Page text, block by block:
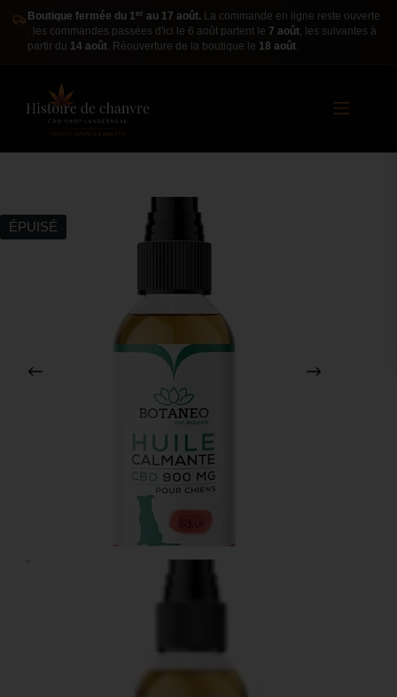
Boutique fermée du 1er au 17 août. La commande en ligne reste ouverte
: les commandes passées d'ici le 6 août partent le 7 août, les suivantes à
partir du 14 août. Réouverture de la boutique le 18 août.
ÉPUISÉ